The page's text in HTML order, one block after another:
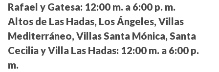
Rafael y Gatesa: 12:00 m. a 6:00 p. m.
Altos de Las Hadas, Los Ángeles, Villas
Mediterráneo, Villas Santa Mónica, Santa
Cecilia y Villa Las Hadas: 12:00 m. a 6:00 p.
m.